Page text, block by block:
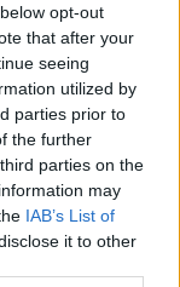
opt-out
that after your
seeing
utilized by
parties prior to
the further
parties on the
may
IAB’s List of
it to other